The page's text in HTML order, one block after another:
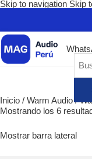
Skip to navigation Skip
Inicio / Warm Audio/
Mostrando los 6
Mostrar barra lateral